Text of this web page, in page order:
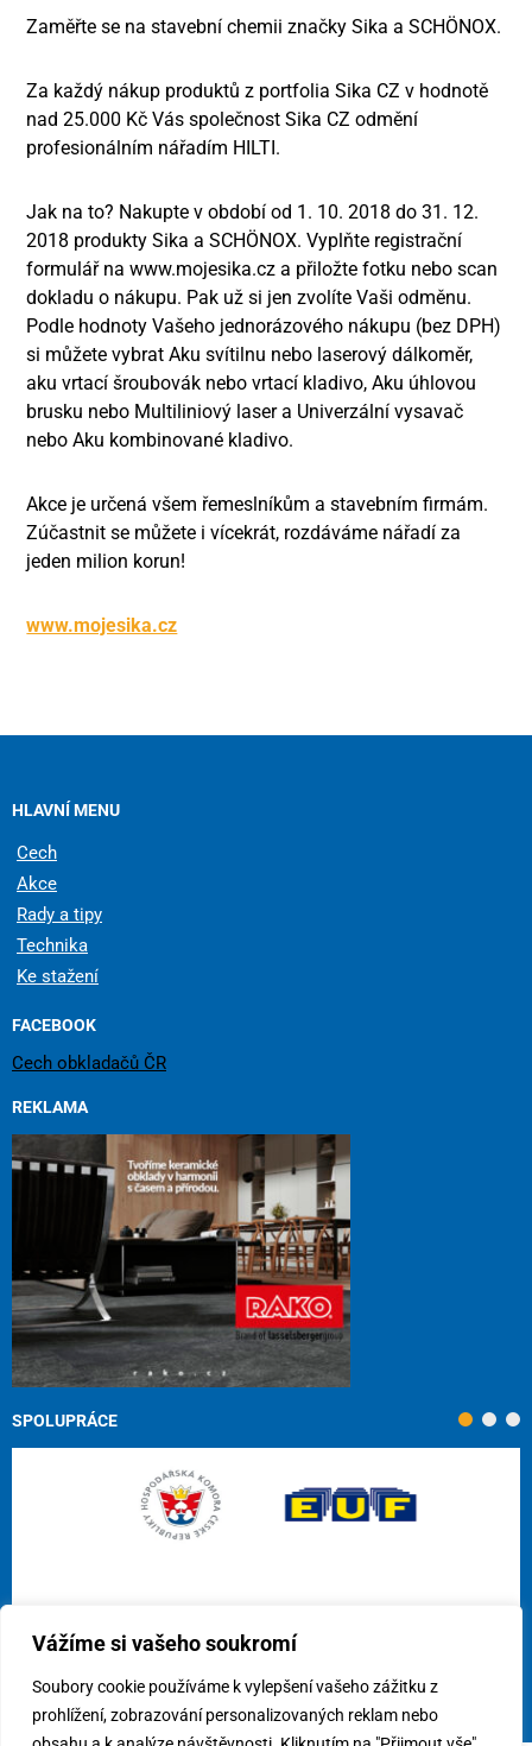
Vážíme si vašeho soukromí
Soubory cookie používáme k vylepšení vašeho zážitku z
prohlížení, zobrazování personalizovaných reklam nebo
Zaměřte se na stavební chemii značky Sika a SCHÖNOX.
Za každý nákup produktů z portfolia Sika CZ v hodnotě
nad 25.000 Kč Vás společnost Sika CZ odmění
profesionálním nářadím HILTI.
Jak na to? Nakupte v období od 1. 10. 2018 do 31. 12.
2018 produkty Sika a SCHÖNOX. Vyplňte registrační
formulář na www.mojesika.cz a přiložte fotku nebo scan
dokladu o nákupu. Pak už si jen zvolíte Vaši odměnu.
Podle hodnoty Vašeho jednorázového nákupu (bez DPH)
si můžete vybrat Aku svítilnu nebo laserový dálkoměr,
aku vrtací šroubovák nebo vrtací kladivo, Aku úhlovou
brusku nebo Multiliniový laser a Univerzální vysavač
nebo Aku kombinované kladivo.
Akce je určená všem řemeslníkům a stavebním firmám.
Zúčastnit se můžete i vícekrát, rozdáváme nářadí za
jeden milion korun!
www.mojesika.cz
HLAVNÍ MENU
Cech
Akce
Rady a tipy
Technika
Ke stažení
FACEBOOK
Cech obkladačů ČR
REKLAMA
SPOLUPRÁCE